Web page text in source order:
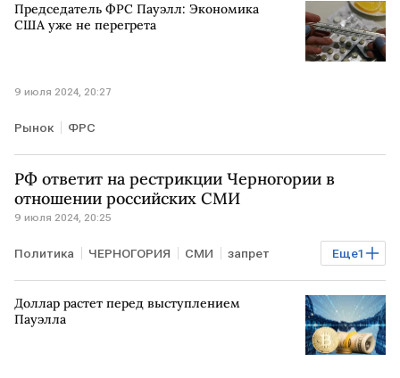
Председатель ФРС Пауэлл: Экономика
США уже не перегрета
9 июля 2024, 20:27
Рынок ФРС
РФ ответит на рестрикции Черногории в
отношении российских СМИ
9 июля 2024, 20:25
Еще1
Политика ЧЕРНОГОРИЯ СМИ запрет
вещание
Доллар растет перед выступлением
Пауэлла